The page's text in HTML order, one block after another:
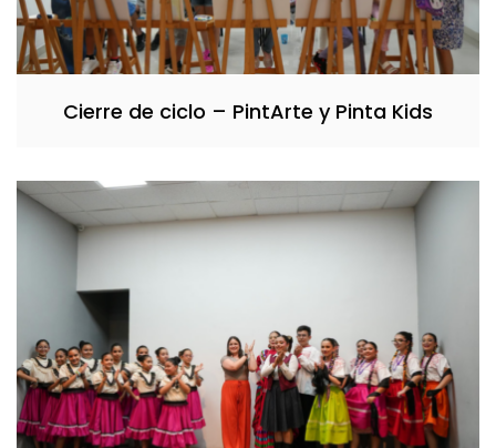
Cierre de ciclo – PintArte y Pinta Kids